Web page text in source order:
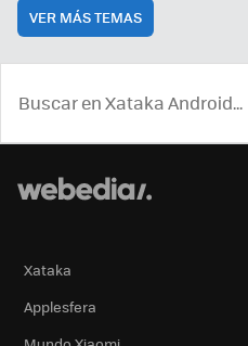
VER MÁS TEMAS
Xataka
Applesfera